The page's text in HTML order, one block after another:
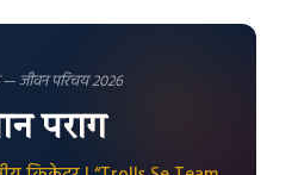
— जीवन परिचय 2026
पराग